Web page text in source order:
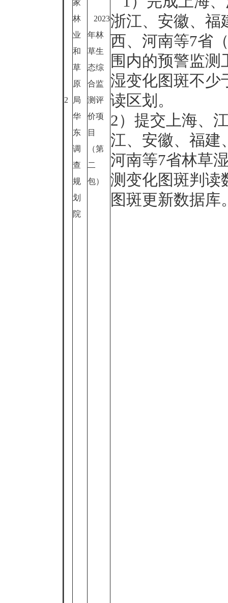
2
家
林
业
和
草
原
局
华
东
调
查
规
划
院
2023
年林
草生
态综
合监
测评
价项
目
（第
二
包）
浙江、安徽、福
西、河南等7省
围内的预警监测
湿变化图斑不少
读区划。
2）提交上海、
江、安徽、福建
河南等7省林草
测变化图斑判读
图斑更新数据